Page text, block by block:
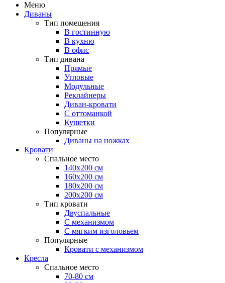
Меню
Диваны
Тип помещения
В гостинную
В кухню
В офис
Тип дивана
Прямые
Угловые
Модульные
Реклайнеры
Диван-кровати
С оттоманкой
Кушетки
Популярные
Диваны на ножках
Кровати
Спальное место
140х200 см
160х200 см
180х200 см
200х200 см
Тип кровати
Двуспальные
С механизмом
С мягким изголовьем
Популярные
Кровати с механизмом
Кресла
Спальное место
70-80 см